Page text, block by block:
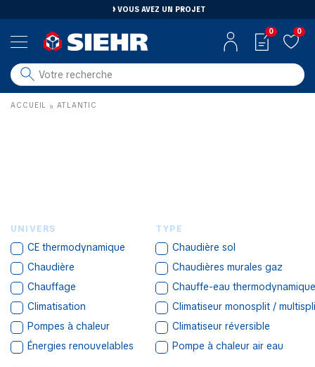
VOUS AVEZ UN PROJET
salle de bain
carrelage
0 0
ACCUEIL »ATLANTIC
UNIVERS
CE thermodynamique
Chaudière
Chauffage
Climatisation
Pompes à chaleur
Énergies renouvelables
TYPE
Chaudière sol
Chaudières murales gaz
Chauffe-eau thermodynamique
Climatiseur monosplit /
Climatiseur réversible
Pompe à chaleur air eau